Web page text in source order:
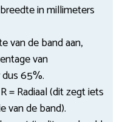
in millimeters
van de band aan,
van
65%.
= Radiaal (dit zegt iets
van de band).